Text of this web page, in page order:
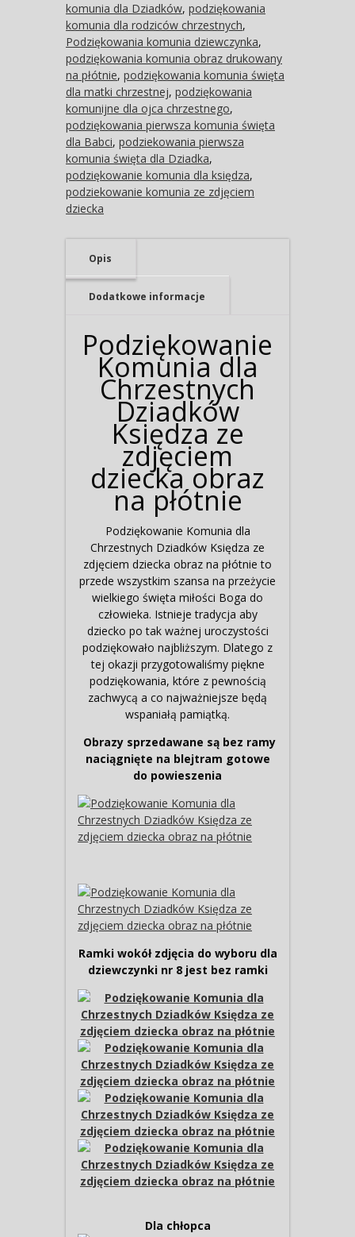
komunia dla Dziadków, podziękowania
komunia dla rodziców chrzestnych,
Podziękowania komunia dziewczynka,
podziękowania komunia obraz drukowany
na płótnie, podziękowania komunia święta
dla matki chrzestnej, podziękowania
komunijne dla ojca chrzestnego,
podziękowania pierwsza komunia święta
dla Babci, podziekowania pierwsza
komunia święta dla Dziadka,
podziękowanie komunia dla księdza,
podziekowanie komunia ze zdjęciem
dziecka
Opis
Dodatkowe informacje
Podziękowanie
Komunia dla
Chrzestnych
Dziadków
Księdza ze
zdjęciem
dziecka obraz
na płótnie
Podziękowanie Komunia dla
Chrzestnych Dziadków Księdza ze
zdjęciem dziecka obraz na płótnie to
przede wszystkim szansa na przeżycie
wielkiego święta miłości Boga do
człowieka. Istnieje tradycja aby
dziecko po tak ważnej uroczystości
podziękowało najbliższym. Dlatego z
tej okazji przygotowaliśmy piękne
podziękowania, które z pewnością
zachwycą a co najważniejsze będą
wspaniałą pamiątką.
Obrazy sprzedawane są bez ramy
naciągnięte na blejtram gotowe
do powieszenia
Ramki wokół zdjęcia do wyboru dla
dziewczynki nr 8 jest bez ramki
Dla chłopca